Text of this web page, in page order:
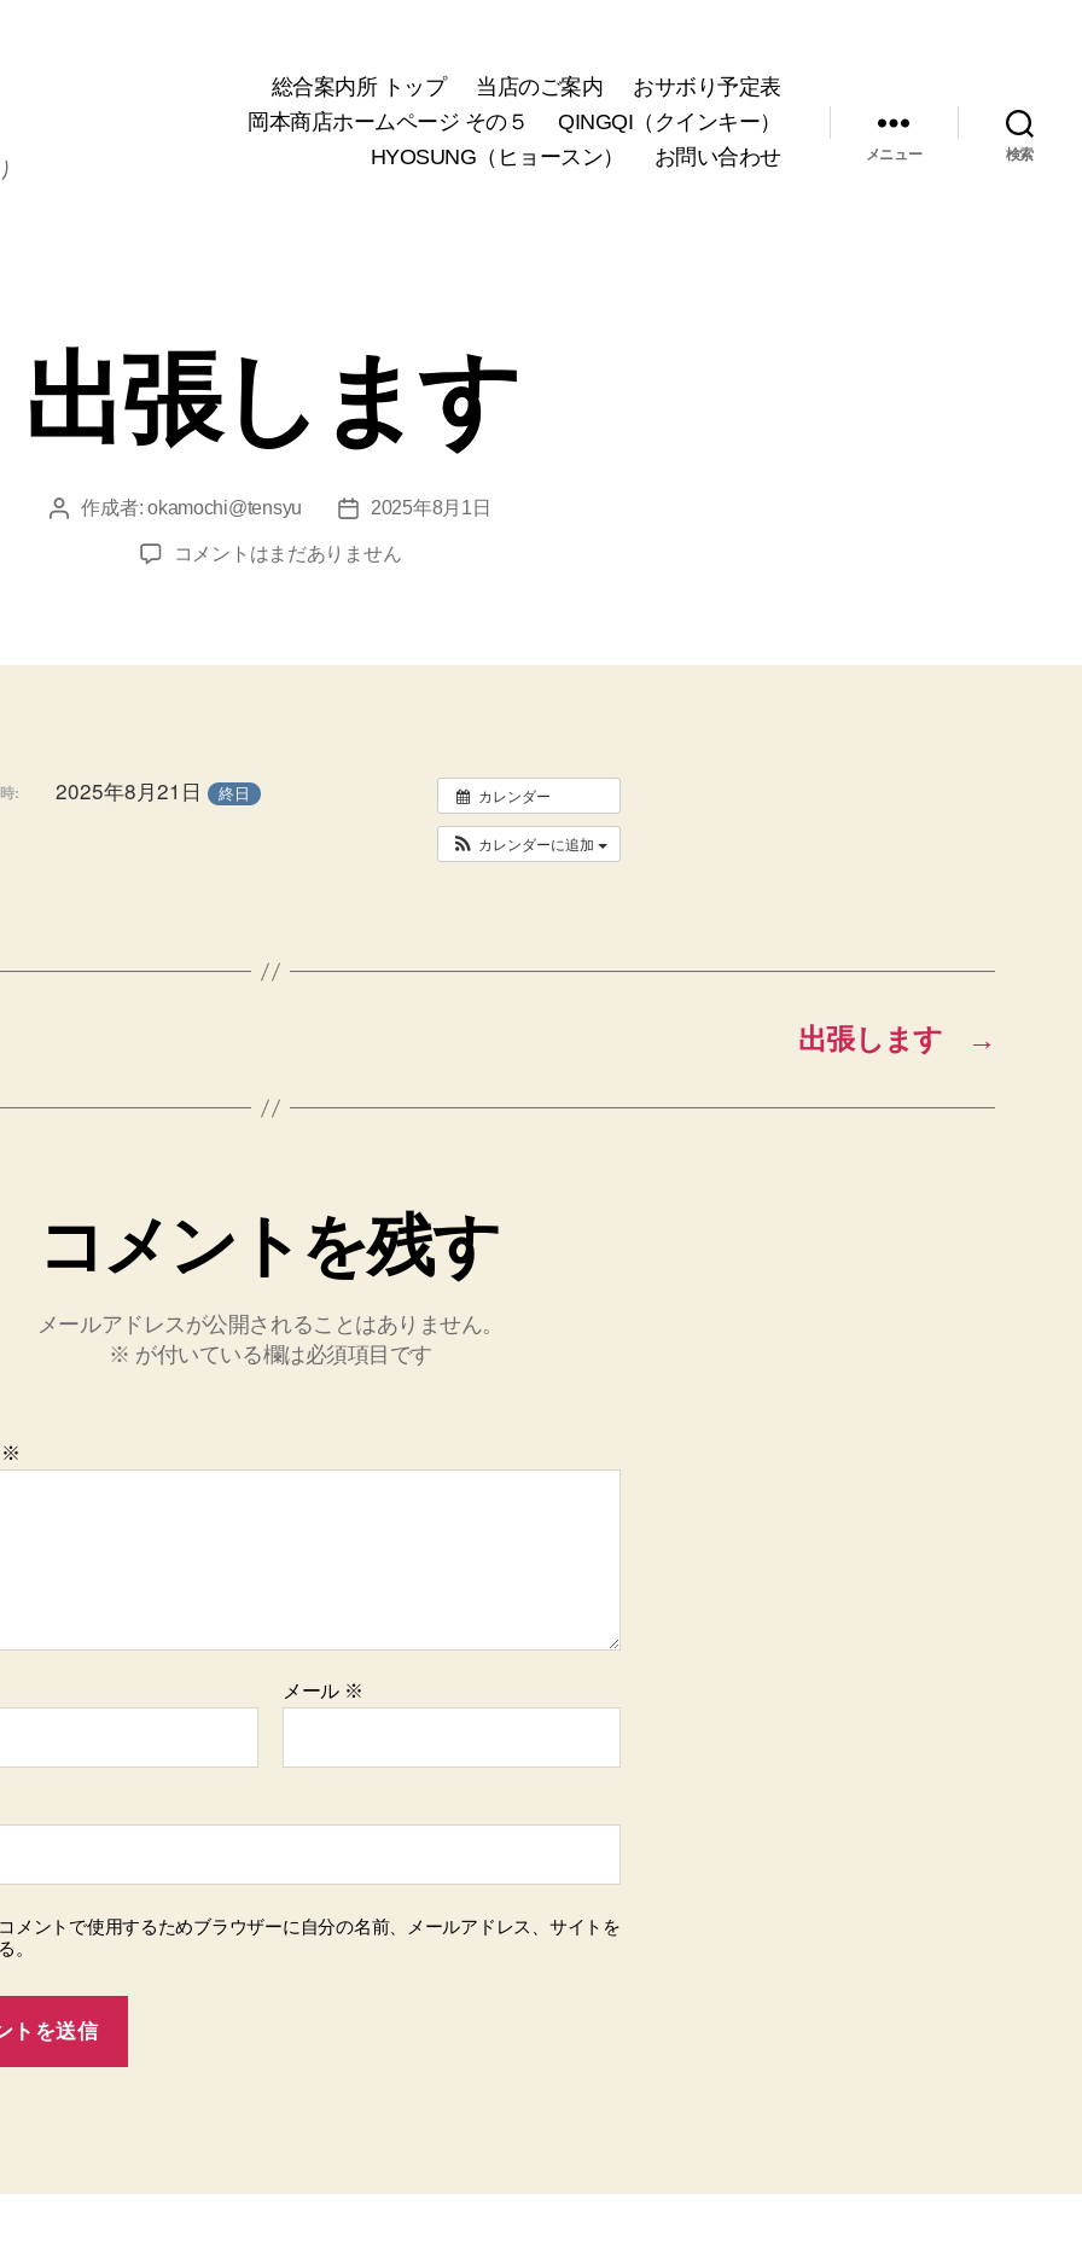
総合案内所 トップ 当店のご案内
おサボり予定表
岡本商店ホームページ その５
QINGQI（クインキー）
HYOSUNG（ヒョースン）
お問い合わせ メニュー 検索
出張します
投
作成者:okamochi@tensyu
投
日
2025年8月1日
出
す
コメントはまだありません
カレンダー
カレンダーに追加
: 2025年8月21日 終日
→
出張します
コメントを残す
メールアドレスが公開されることはありません。
※ が付いている欄は必須項目です
※
メール ※
メントで使用するためブラウザーに自分の名前、メールアドレス、サイトを
。